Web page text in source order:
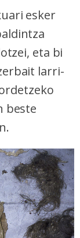
esker
eta bi
larri-
beste